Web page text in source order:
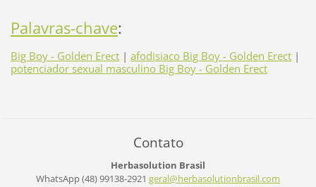
Palavras-chave:
Big Boy - Golden Erect | afodisiaco Big Boy - Golden Erect |
potenciador sexual masculino Big Boy - Golden Erect
Contato
Herbasolution Brasil
WhatsApp (48) 99138-2921 geral@herbasolutionbrasil.com